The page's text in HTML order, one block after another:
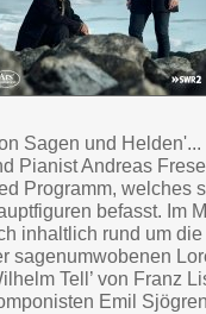
Sagen und
Pianist Andreas
Programm, welches
befasst. Im
inhaltlich rund um
sagenumwobenen
Tell’ von Franz
Emil